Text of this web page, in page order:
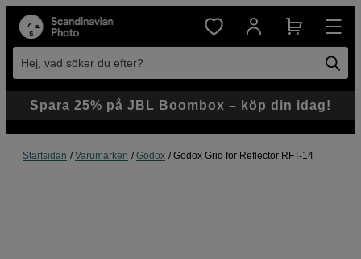
Hej, vad söker du efter?
Startsidan Varumärken Godox Godox Grid for Reflector RFT-14
Spara 25% på JBL Boombox – köp din idag!